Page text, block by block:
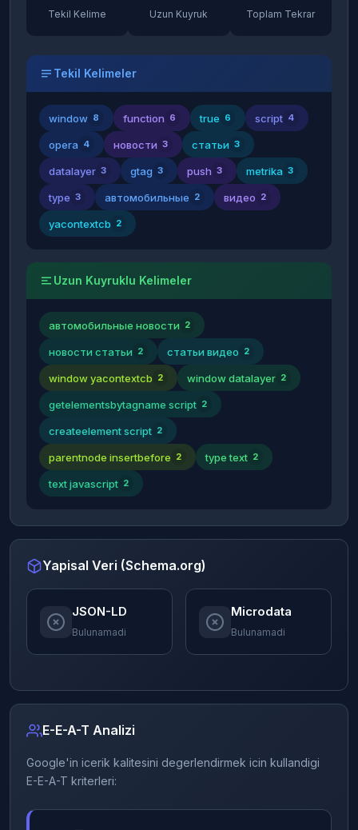
Tekil Kelime Uzun Kuyruk Toplam Tekrar
Tekil Kelimeler
window 8 function 6 true 6 script 4
opera 4 новости 3 статьи 3
datalayer 3 gtag 3 push 3 metrika 3
type 3 автомобильные 2 видео 2
yacontextcb 2
Uzun Kuyruklu Kelimeler
автомобильные новости 2
новости статьи 2 статьи видео 2
window yacontextcb 2 window datalayer 2
getelementsbytagname script 2
createelement script 2
parentnode insertbefore 2 type text 2
text javascript 2
Yapisal Veri (Schema.org)
JSON-LD
Bulunamadi
Microdata
Bulunamadi
E-E-A-T Analizi
Google'in icerik kalitesini degerlendirmek icin kullandigi
E-E-A-T kriterleri: